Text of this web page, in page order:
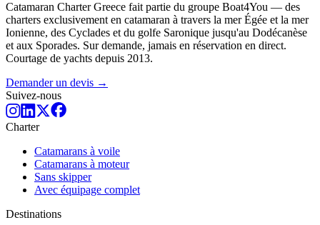
Catamaran Charter Greece fait partie du groupe Boat4You — des
charters exclusivement en catamaran à travers la mer Égée et la mer
Ionienne, des Cyclades et du golfe Saronique jusqu'au Dodécanèse
et aux Sporades. Sur demande, jamais en réservation en direct.
Courtage de yachts depuis 2013.
Demander un devis →
Suivez-nous
Charter
Catamarans à voile
Catamarans à moteur
Sans skipper
Avec équipage complet
Destinations